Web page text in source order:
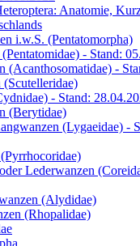
Anatomie,
i.w.S. (Pentatomorpha)
- Stand:
(Acanthosomatidae) -
- Stand:
(Berytidae)
(Lygaeidae) -
Lederwanzen
(Alydidae)
(Rhopalidae)